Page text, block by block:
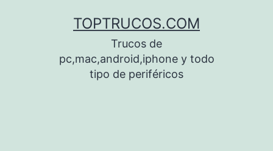
TOPTRUCOS.COM
Trucos de
pc,mac,android,iphone y todo
tipo de periféricos